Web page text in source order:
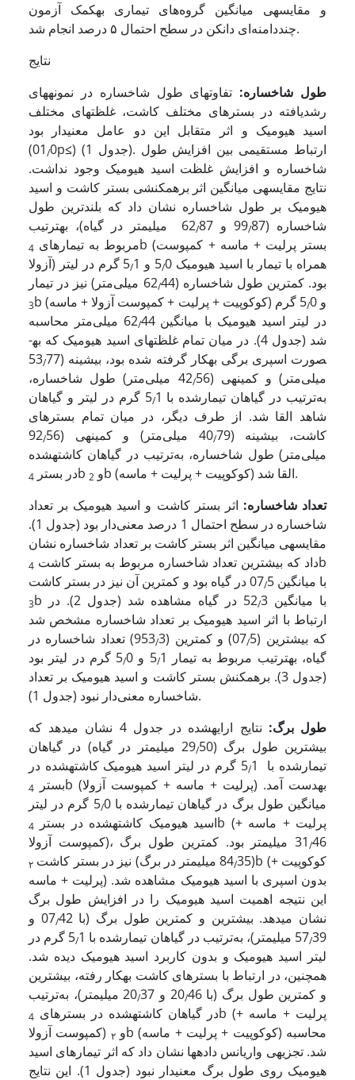
و مقایسه­ی میانگین گروه‌های تیماری به­کمک آزمون
چنددامنه‌ای دانکن در سطح احتمال ۵ درصد انجام شد.
نتایج
طول شاخساره: تفاوت­های طول شاخساره در نمونه­های
رشدیافته در بسترهای مختلف کاشت، غلظت­های مختلف
اسید هیومیک و اثر متقابل این دو عامل معنی­دار بود
(01/ 0p≤) (جدول 1). ارتباط مستقیمی بین افزایش طول
شاخساره و افزایش غلظت اسید هیومیک وجود نداشت.
نتایج مقایسه­ی میانگین اثر برهم­کنشی بستر کاشت و اسید
هیومیک بر طول‌ شاخساره نشان داد که بلندترین طول
‌شاخساره (99
/87 و 62 /
87 میلی­متر در گیاه)، به­ترتیب
مربوط به تیمارهای 4
b (بستر پرلیت + ماسه + کمپوست
آزولا) همراه با تیمار با اسید هیومیک 5
/0 و 5 /
1 گرم در لیتر
بود. کمترین طول‌ شاخساره (62
/44 میلی‌متر) نیز در تیمار
3 b (کوکوپیت + پرلیت + کمپوست آزولا + ماسه) و 5 /
0 گرم
در لیتر اسید هیومیک با میانگین 62
/
44 میلی‌متر محاسبه
شد (جدول 4). در میان تمام غلظت­های اسید هیومیک که به­
صورت اسپری برگی به­کار گرفته شده بود، بیشینه (53
/77
میلی‌متر) و کمینه­ی (42
/
56 میلی‌متر) طول شاخساره،
به‌ترتیب در گیاهان تیمارشده با 5
/
1 ­گرم در لیتر و گیاهان
شاهد القا شد. از طرف دیگر، در میان تمام بسترهای
کاشت، بیشینه (40
/79 میلی‌متر) و کمینه­ی (92 /56
میلی‌متر) طول شاخساره، به‌ترتیب در گیاهان کاشته­شده
در بستر 4 b و 2
b (کوکوپیت + پرلیت + ماسه) القا شد.
تعداد شاخساره: اثر بستر کاشت و اسید هیومیک بر تعداد‌
شاخساره در سطح احتمال 1 درصد معنی‌دار بود (جدول 1).
مقایسه­ی میانگین اثر بستر کاشت بر تعداد‌ شاخساره نشان
داد که بیشترین تعداد ‌شاخساره مربوط به بستر کاشت 4
b
با میانگین 07 /5 در گیاه بود و کمترین آن نیز در بستر کاشت
3 b با میانگین 52 /
3 در گیاه مشاهده شد (جدول 2). در
ارتباط با اثر اسید هیومیک بر تعداد شاخساره مشخص شد
که بیشترین (07 /5) و کمترین (953 /
3) تعداد شاخساره در
گیاه، به­ترتیب مربوط به تیمار 5
/1 و 5 /
0 گرم در لیتر بود
(جدول 3). برهم­کنش بستر کاشت و اسید هیومیک بر تعداد‌
شاخساره معنی‌دار نبود (جدول 1).
طول برگ:
نتایج ارایه­شده در جدول 4 نشان می­دهد که
بیشترین طول برگ (29
/
50 میلی­متر در گیاه) در گیاهان
تیمارشده با 5
/
1 گرم در لیتر اسید هیومیک کاشته­شده در
بستر
4
b (پرلیت + ماسه + کمپوست آزولا) به­دست آمد.
میانگین طول برگ در گیاهان تیمارشده با 5 /
0 گرم در لیتر
اسید هیومیک کاشته­شده در بستر
4
b (پرلیت + ماسه +
کمپوست آزولا)، 31/
46 میلی­متر بود. کمترین طول برگ
(84
/35 میلی­متر در برگ) نیز در بستر کاشت ۲
b (کوکوپیت +
پرلیت + ماسه) بدون اسپری با اسید هیومیک مشاهده شد.
این نتیجه اهمیت اسید هیومیک را در افزایش طول برگ
نشان می­دهد. بیشترین و کمترین طول برگ (با 07
/
42 و
57/39 میلی­متر)، به‌ترتیب در گیاهان تیمارشده با 5 /
1 گرم در
لیتر اسید هیومیک و بدون کاربرد اسید هیومیک دیده شد.
همچنین، در ارتباط با بسترهای کاشت به­کار رفته، بیشترین
و کمترین طول برگ (با 20
/46 و 20 /
37 میلی­متر)، به‌ترتیب
در گیاهان کاشته­شده در بسترهای 4
b (پرلیت + ماسه +
کمپوست آزولا) و۲
b (کوکوپیت + پرلیت + ماسه) محاسبه
شد. تجزیه­ی واریانس داده­ها نشان داد که اثر تیمارهای اسید
هیومیک روی طول برگ معنی­دار نبود (جدول 1). این نتایج